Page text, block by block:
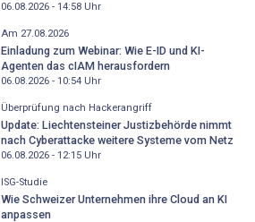
06.08.2026 - 14:58Uhr
Am 27.08.2026
Einladung zum Webinar: Wie E-ID und KI-
Agenten das cIAM herausfordern
06.08.2026 - 10:54Uhr
Überprüfung nach Hackerangriff
Update: Liechtensteiner Justizbehörde nimmt
nach Cyberattacke weitere Systeme vom Netz
06.08.2026 - 12:15Uhr
ISG-Studie
Wie Schweizer Unternehmen ihre Cloud an KI
anpassen